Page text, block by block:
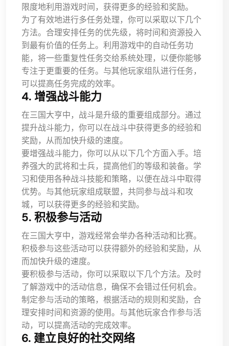
限度地利用游戏时间，获得更多的经验和奖励。
为了有效地进行多任务处理，你可以采取以下几个
方法。合理安排任务的优先级，将时间和资源投入
到最有价值的任务上。利用游戏中的自动任务功
能，将一些重复性任务交给系统处理，以便你能够
专注于更重要的任务。与其他玩家组队进行任务，
可以提高任务完成的效率。
4. 增强战斗能力
在三国大亨中，战斗是升级的重要组成部分。通过
提升战斗能力，你可以在战斗中获得更多的经验和
奖励，从而加快升级的速度。
要增强战斗能力，你可以从以下几个方面入手。培
养强大的武将和士兵，提高他们的等级和装备。学
习和使用各种战斗技能和策略，以便在战斗中取得
优势。与其他玩家组成联盟，共同参与战斗和攻
城，可以获得更多的经验和奖励。
5. 积极参与活动
在三国大亨中，游戏经常会举办各种活动和比赛。
积极参与这些活动可以获得额外的经验和奖励，从
而加快升级的速度。
要积极参与活动，你可以采取以下几个方法。及时
了解游戏中的活动信息，确保不会错过任何机会。
制定参与活动的策略，根据活动的规则和奖励，合
理安排时间和资源的使用。与其他玩家合作参与活
动，可以提高活动的完成效率。
6. 建立良好的社交网络